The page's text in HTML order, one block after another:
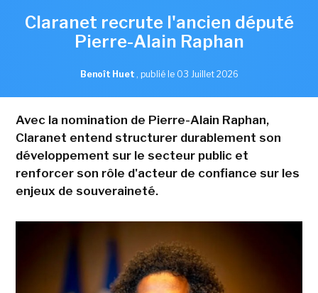
Claranet recrute l'ancien député
Pierre-Alain Raphan
Benoît Huet , publié le 03 Juillet 2026
Avec la nomination de Pierre-Alain Raphan,
Claranet entend structurer durablement son
développement sur le secteur public et
renforcer son rôle d'acteur de confiance sur les
enjeux de souveraineté.